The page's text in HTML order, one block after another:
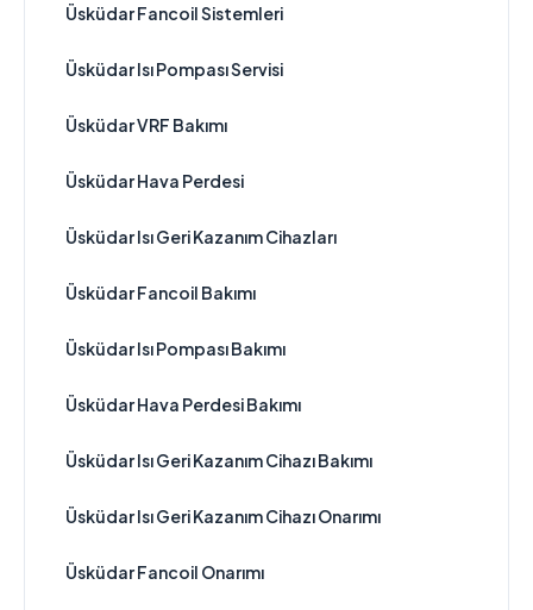
Üsküdar Fancoil Sistemleri
Üsküdar Isı Pompası Servisi
Üsküdar VRF Bakımı
Üsküdar Hava Perdesi
Üsküdar Isı Geri Kazanım Cihazları
Üsküdar Fancoil Bakımı
Üsküdar Isı Pompası Bakımı
Üsküdar Hava Perdesi Bakımı
Üsküdar Isı Geri Kazanım Cihazı Bakımı
Üsküdar Isı Geri Kazanım Cihazı Onarımı
Üsküdar Fancoil Onarımı